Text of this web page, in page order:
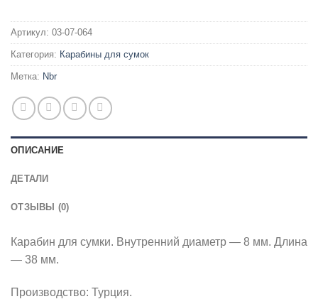
Артикул: 03-07-064
Категория: Карабины для сумок
Метка: Nbr
ОПИСАНИЕ
ДЕТАЛИ
ОТЗЫВЫ (0)
Карабин для сумки. Внутренний диаметр — 8 мм. Длина
— 38 мм.
Производство: Турция.